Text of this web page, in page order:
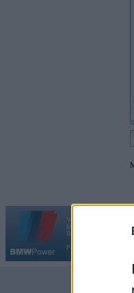
Vortāls BMWPower.lv
kopš 2002. gada 14.
BMW AG.
Par BMWPower